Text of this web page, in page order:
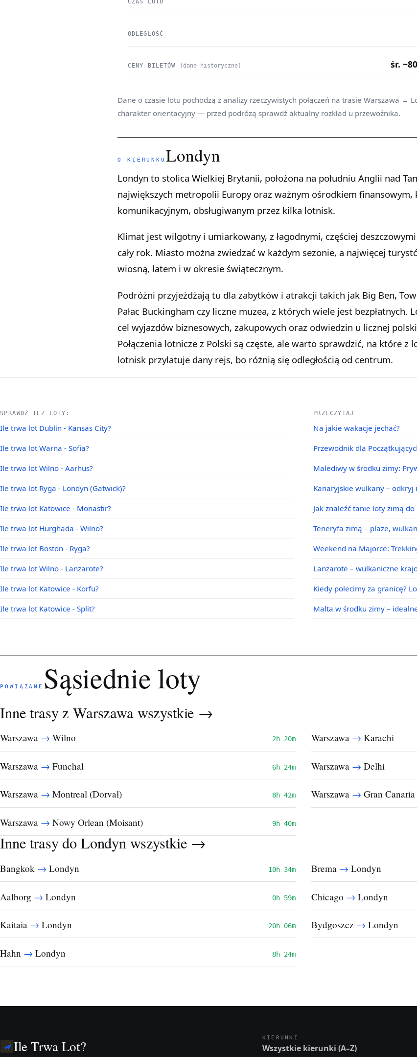
CZAS LOTU
ODLEGŁOŚĆ
CENY BILETÓW (dane historyczne) śr.
Dane o czasie lotu pochodzą z analizy rzeczywistych połączeń na trasie Warszawa →
charakter orientacyjny — przed podróżą sprawdź aktualny rozkład u przewoźnika.
O KIERUNKULondyn
Londyn to stolica Wielkiej Brytanii, położona na południu Anglii nad Tamizą. Jest jedną z
największych metropolii Europy oraz ważnym ośrodkiem
komunikacyjnym, obsługiwanym przez kilka lotnisk.
Klimat jest wilgotny i umiarkowany, z łagodnymi, częściej
cały rok. Miasto można zwiedzać w każdym sezonie, a najwięcej
wiosną, latem i w okresie świątecznym.
Podróżni przyjeżdżają tu dla zabytków i atrakcji takich jak Big Ben,
Pałac Buckingham czy liczne muzea, z których wiele jest bezpłatnych.
cel wyjazdów biznesowych, zakupowych oraz odwiedzin u licznej
Połączenia lotnicze z Polski są częste, ale warto sprawdzić, na które z
lotnisk przylatuje dany rejs, bo różnią się odległością od centrum.
SPRAWDŹ TEŻ LOTY:
Ile trwa lot Dublin - Kansas City?
Ile trwa lot Warna - Sofia?
Ile trwa lot Wilno - Aarhus?
Ile trwa lot Ryga - Londyn (Gatwick)?
Ile trwa lot Katowice - Monastir?
Ile trwa lot Hurghada - Wilno?
Ile trwa lot Boston - Ryga?
Ile trwa lot Wilno - Lanzarote?
Ile trwa lot Katowice - Korfu?
Ile trwa lot Katowice - Split?
PRZECZYTAJ
Na jakie wakacje jechać?
Przewodnik dla
Malediwy w środku zimy:
Kanaryjskie wulkany – odkryj
Jak znaleźć tanie loty zimą do
Teneryfa zimą – plaże,
Weekend na Majorce:
Lanzarote – wulkaniczne
Kiedy polecimy za granicę?
Malta w środku zimy –
POWIĄZANE Sąsiednie loty
Inne trasy z Warszawawszystkie →
Warszawa → Wilno 2h 20m Warszawa → Karachi
Warszawa → Funchal 6h 24m Warszawa → Delhi
Warszawa → Montreal (Dorval) 8h 42m Warszawa → Gran Canaria
Warszawa → Nowy Orlean (Moisant) 9h 40m
Inne trasy do Londynwszystkie →
Bangkok → Londyn 10h 34m Brema → Londyn
Aalborg → Londyn 0h 59m Chicago → Londyn
Kaitaia → Londyn 20h 06m Bydgoszcz → Londyn
Hahn → Londyn 8h 24m
Ile Trwa Lot? KIERUNKI
Wszystkie kierunki (A–Z)